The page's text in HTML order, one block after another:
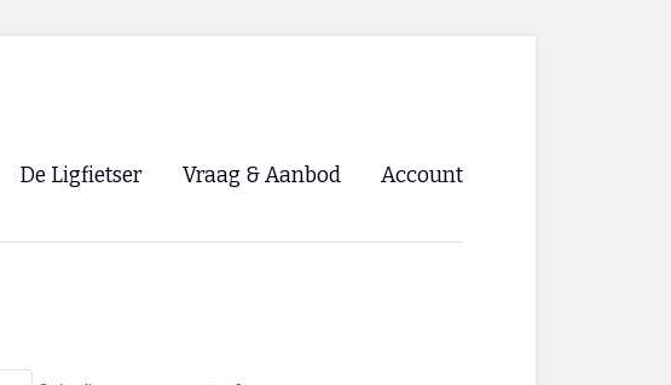
De Ligfietser Vraag & Aanbod Account